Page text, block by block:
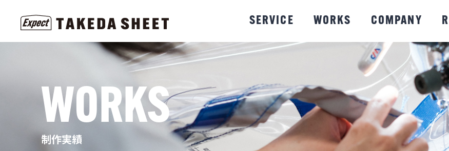
SERVICE WORKS COMPANY
WORKS
制作実績